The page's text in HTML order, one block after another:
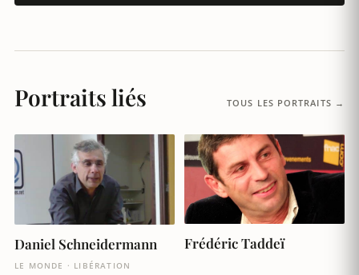
Portraits liés TOUS LES PORTRAITS →
Daniel Schneidermann
LE MONDE · LIBÉRATION
Frédéric Taddeï